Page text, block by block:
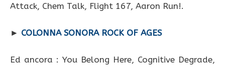
Attack, Chem Talk, Flight 167, Aaron Run!.
► COLONNA SONORA ROCK OF AGES
Ed ancora : You Belong Here, Cognitive Degrade,